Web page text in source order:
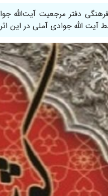
دفتر مرجعیت آیت‌الله
آیت الله جوادی آملی در این